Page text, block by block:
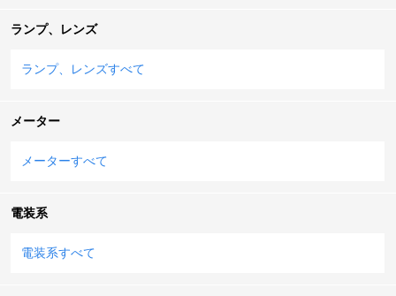
ランプ、レンズ
ランプ、レンズすべて
メーター
メーターすべて
電装系
電装系すべて